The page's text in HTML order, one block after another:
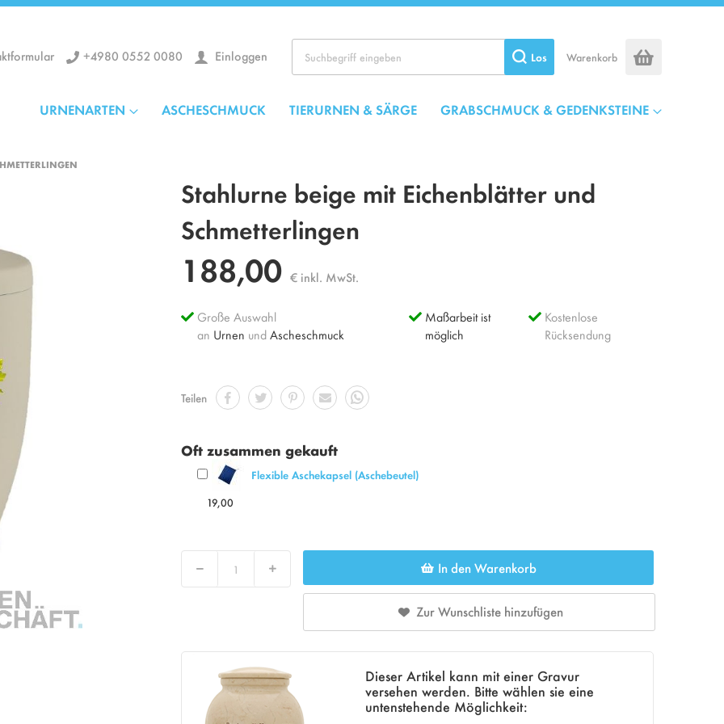
Warenkorb
+4980 0552 0080 Einloggen Los
URNENARTEN ASCHESCHMUCK TIERURNEN & SÄRGE GRABSCHMUCK & GEDENKSTEINE
Stahlurne beige mit Eichenblätter und
Schmetterlingen
188,00 € inkl. MwSt.
Große Auswahl
an Urnen undAscheschmuck
Maßarbeit ist
möglich
Kostenlose
Rücksendung
Teilen
Oft zusammen gekauft
Flexible Aschekapsel (Aschebeutel)
19,00
Decrease Increase In den Warenkorb
Zur Wunschliste hinzufügen
Dieser Artikel kann mit einer Gravur
versehen werden. Bitte wählen sie eine
untenstehende Möglichkeit: